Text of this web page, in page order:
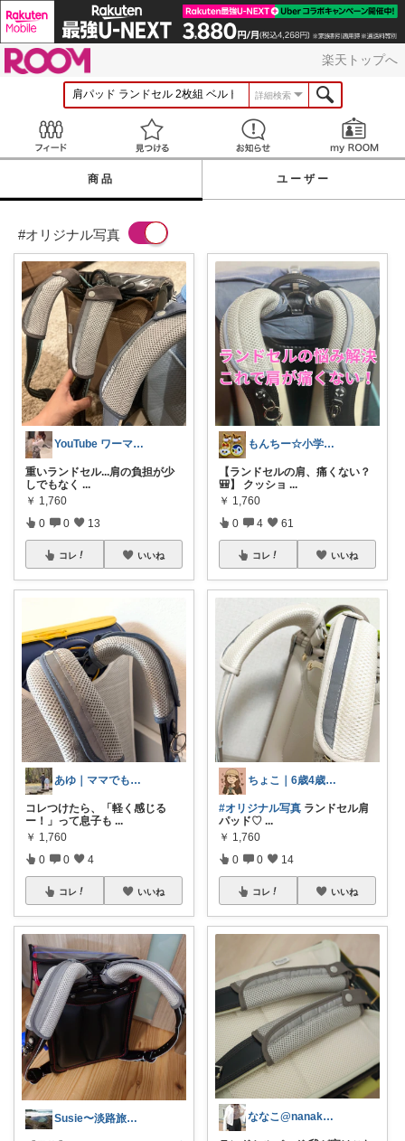
楽天トップへ
詳細検索
見つける お知らせ
商品 ユーザー
#オリジナル写真
YouTube ワーママかおちゃんち。
重いランドセル...肩の負担が少
しでもなく ...
￥ 1,760
0 0 13
コレ いいね
あゆ｜ママでもラクする暮らしを
コレつけたら、「軽く感じる
ー！」って息子も ...
￥ 1,760
0 0 4
コレ いいね
Susie〜淡路旅行🚕参戦🏃～
もんちー☆小学生3児ママ☆
【ランドセルの肩、痛くない？
🎒】 クッショ ...
￥ 1,760
0 4 61
コレ いいね
ちょこ｜6歳4歳ママ👧🏻👦🏻
#オリジナル写真 ランドセル肩
パッド♡ ...
￥ 1,760
0 0 14
コレ いいね
ななこ@nanako_mum